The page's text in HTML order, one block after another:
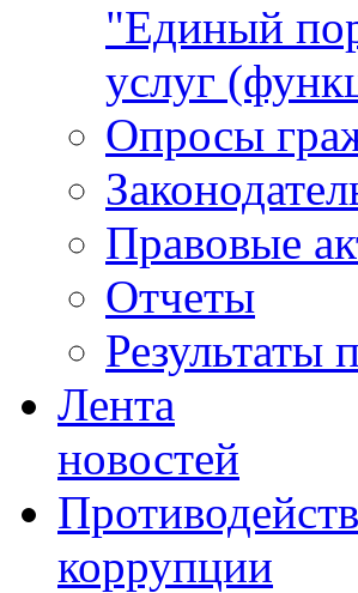
"Единый
услуг
Опросы
Правовые
Отчеты
Результаты
Лента
новостей
коррупции